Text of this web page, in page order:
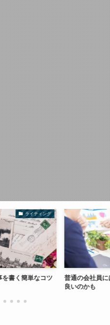
ライティング
書く簡単なコツ
普通の会社員に
良いのかも